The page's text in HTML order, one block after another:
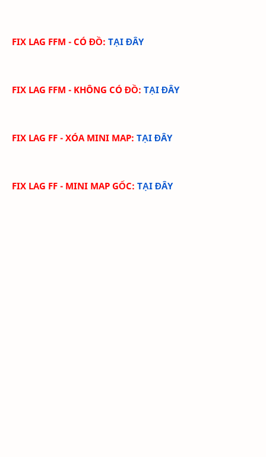
FIX LAG FFM - CÓ ĐỒ: TẠI ĐÂY
FIX LAG FFM - KHÔNG CÓ ĐỒ: TẠI ĐÂY
FIX LAG FF - XÓA MINI MAP: TẠI ĐÂY
FIX LAG FF - MINI MAP GỐC: TẠI ĐÂY